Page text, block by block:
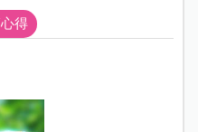
得